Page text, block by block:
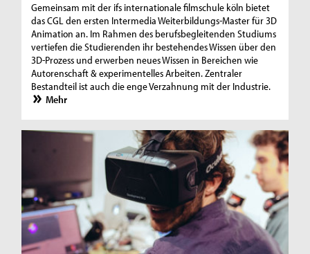
Gemeinsam mit der ifs internationale filmschule köln bietet
das CGL den ersten Intermedia Weiterbildungs-Master für 3D
Animation an. Im Rahmen des berufsbegleitenden Studiums
vertiefen die Studierenden ihr bestehendes Wissen über den
3D-Prozess und erwerben neues Wissen in Bereichen wie
Autorenschaft & experimentelles Arbeiten. Zentraler
Bestandteil ist auch die enge Verzahnung mit der Industrie.
Mehr